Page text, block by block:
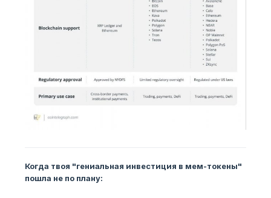
Когда твоя "гениальная инвестиция в мем-токены"
пошла не по плану: